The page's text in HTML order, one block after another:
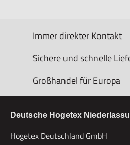
Immer direkter Kontakt
Sichere und schnelle
Großhandel für Europa
Deutsche Hogetex
Hogetex Deutschland GmbH